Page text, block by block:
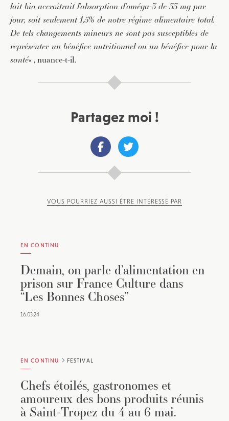
lait bio accroîtrait l’absorption d’oméga-3 de 33 mg par
jour, soit seulement 1,5% de notre régime alimentaire total.
De tels changements mineurs ne sont pas susceptibles de
représenter un bénéfice nutritionnel ou un bénéfice pour la
santé« , nuance-t-il.
Partagez moi !
VOUS POURRIEZ AUSSI ÊTRE INTÉRESSÉ PAR
EN CONTINU
Demain, on parle d’alimentation en
prison sur France Culture dans
“Les Bonnes Choses”
16.03.24
EN CONTINU FESTIVAL
Chefs étoilés, gastronomes et
amoureux des bons produits réunis
à Saint-Tropez du 4 au 6 mai.